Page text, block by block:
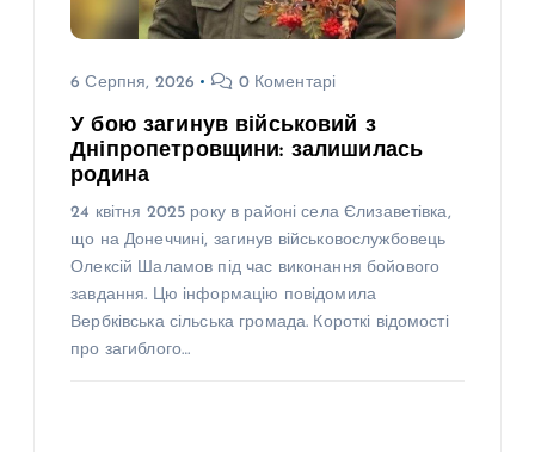
6 Серпня, 2026 0 Коментарі
У бою загинув військовий з
Дніпропетровщини: залишилась
родина
24 квітня 2025 року в районі села Єлизаветівка,
що на Донеччині, загинув військовослужбовець
Олексій Шаламов під час виконання бойового
завдання. Цю інформацію повідомила
Вербківська сільська громада. Короткі відомості
про загиблого…